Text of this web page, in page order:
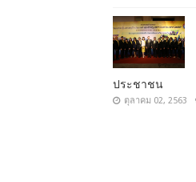
ประชาชน
ตุลาคม 02, 2563